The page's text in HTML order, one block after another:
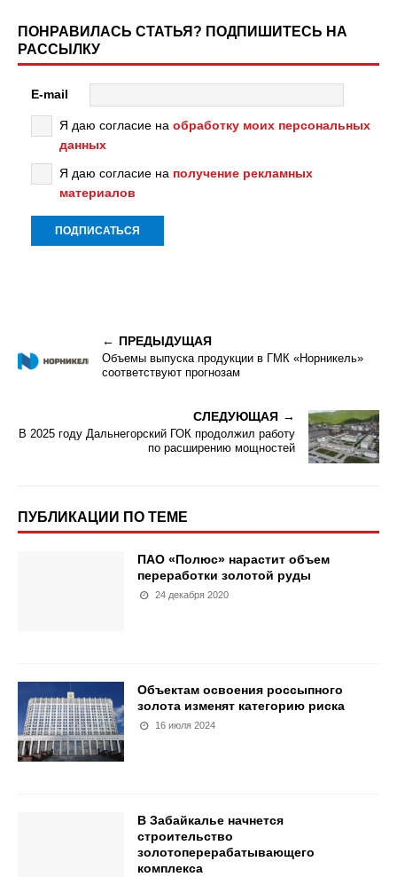
ПОНРАВИЛАСЬ СТАТЬЯ? ПОДПИШИТЕСЬ НА
РАССЫЛКУ
E-mail
Я даю согласие на обработку моих персональных
данных
Я даю согласие на получение рекламных
материалов
ПРЕДЫДУЩАЯ
Объемы выпуска продукции в ГМК «Норникель»
соответствуют прогнозам
СЛЕДУЮЩАЯ
В 2025 году Дальнегорский ГОК продолжил работу
по расширению мощностей
ПУБЛИКАЦИИ ПО ТЕМЕ
ПАО «Полюс» нарастит объем
переработки золотой руды
24 декабря 2020
Объектам освоения россыпного
золота изменят категорию риска
16 июля 2024
В Забайкалье начнется
строительство
золотоперерабатывающего
комплекса